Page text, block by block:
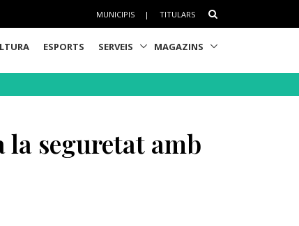
MUNICIPIS | TITULARS
ESPORTS SERVEIS MAGAZINS
la seguretat amb